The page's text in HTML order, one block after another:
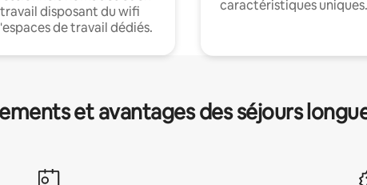
disposant du wifi
de travail dédiés.
caractéristiques uniques.
et avantages des séjours